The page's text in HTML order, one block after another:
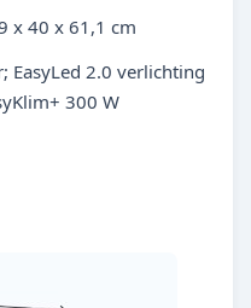
x 40 x 61,1 cm
EasyLed 2.0 verlichting
300 W